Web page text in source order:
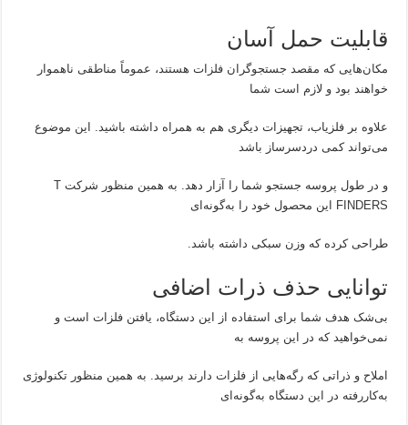
قابلیت حمل آسان
مکان‌هایی که مقصد جستجوگران فلزات هستند، عموماً مناطقی ناهموار
خواهند بود و لازم است شما
علاوه بر فلزیاب، تجهیزات دیگری هم به همراه داشته باشید. این موضوع
می‌تواند کمی دردسرساز باشد
و در طول پروسه جستجو شما را آزار دهد. به همین منظور شرکت T
FINDERS این محصول خود را به‌گونه‌ای
طراحی کرده که وزن سبکی داشته باشد.
توانایی حذف ذرات اضافی
بی‌شک هدف شما برای استفاده از این دستگاه، یافتن فلزات است و
نمی‌خواهید که در این پروسه به
املاح و ذراتی که رگه‌هایی از فلزات دارند برسید. به همین منظور تکنولوژی
به‌کاررفته در این دستگاه به‌گونه‌ای